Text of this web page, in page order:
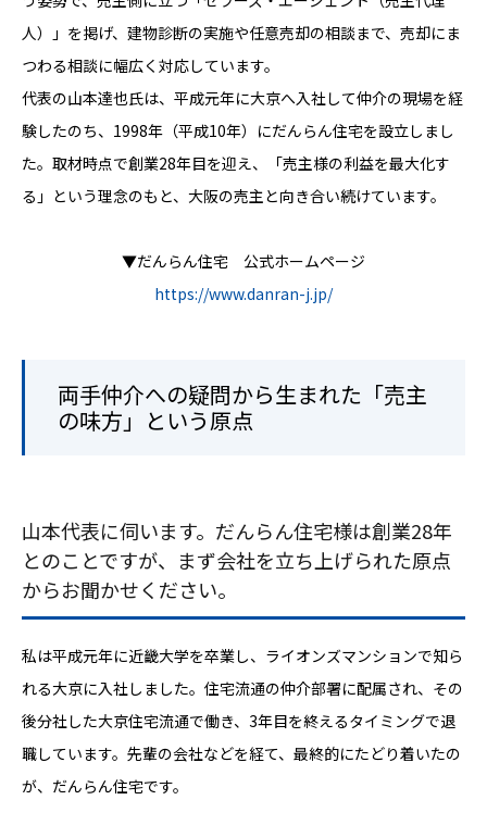
人）」を掲げ、建物診断の実施や任意売却の相談まで、売却にま
つわる相談に幅広く対応しています。
代表の山本達也氏は、平成元年に大京へ入社して仲介の現場を経
験したのち、1998年（平成10年）にだんらん住宅を設立しまし
た。取材時点で創業28年目を迎え、「売主様の利益を最大化す
る」という理念のもと、大阪の売主と向き合い続けています。
▼だんらん住宅 公式ホームページ
https://www.danran-j.jp/
両手仲介への疑問から生まれた「売主
の味方」という原点
山本代表に伺います。だんらん住宅様は創業28年
とのことですが、まず会社を立ち上げられた原点
からお聞かせください。
私は平成元年に近畿大学を卒業し、ライオンズマンションで知ら
れる大京に入社しました。住宅流通の仲介部署に配属され、その
後分社した大京住宅流通で働き、3年目を終えるタイミングで退
職しています。先輩の会社などを経て、最終的にたどり着いたの
が、だんらん住宅です。